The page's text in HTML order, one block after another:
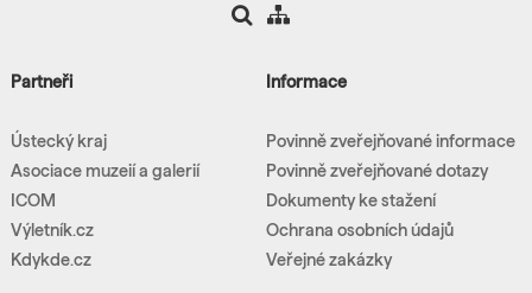
Partneři
Ústecký kraj
Asociace muzeií a galerií
ICOM
Výletník.cz
Kdykde.cz
Informace
Povinně zveřejňované informace
Povinně zveřejňované dotazy
Dokumenty ke stažení
Ochrana osobních údajů
Veřejné zakázky